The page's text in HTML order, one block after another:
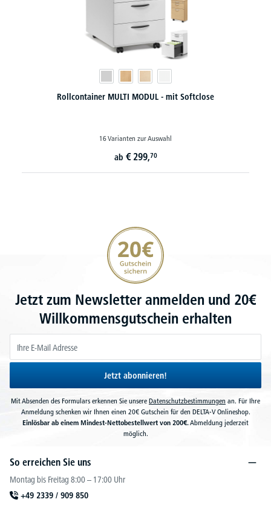
Rollcontainer MULTI MODUL - mit Softclose
16 Varianten zur Auswahl
ab € 299,70
20€ Gutschein sichern
Jetzt zum Newsletter anmelden und 20€
Willkommensgutschein erhalten
Jetzt abonnieren!
Mit Absenden des Formulars erkennen Sie unsere Datenschutzbestimmungen an. Für Ihre
Anmeldung schenken wir Ihnen einen 20€ Gutschein für den DELTA-V Onlineshop.
Einlösbar ab einem Mindest-Nettobestellwert von 200€.Abmeldung jederzeit
möglich.
So erreichen Sie uns
Montag bis Freitag 8:00 – 17:00 Uhr
+49 2339 / 909 850